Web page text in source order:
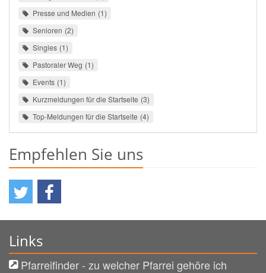
Presse und Medien 1
Senioren 2
Singles 1
Pastoraler Weg 1
Events 1
Kurzmeldungen für die Startseite 3
Top-Meldungen für die Startseite 4
Empfehlen Sie uns
Links
Pfarreifinder - zu welcher Pfarrei gehöre ich